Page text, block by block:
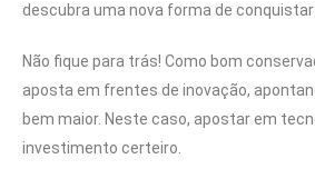
descubra uma nova forma de conquistar
Não fique para trás! Como bom
aposta em frentes de inovação,
bem maior. Neste caso, apostar em
investimento certeiro.